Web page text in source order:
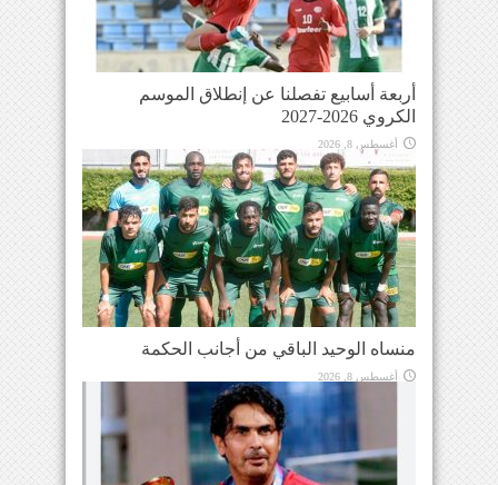
أربعة أسابيع تفصلنا عن إنطلاق الموسم
الكروي 2026-2027
أغسطس 8, 2026
منساه الوحيد الباقي من أجانب الحكمة
أغسطس 8, 2026